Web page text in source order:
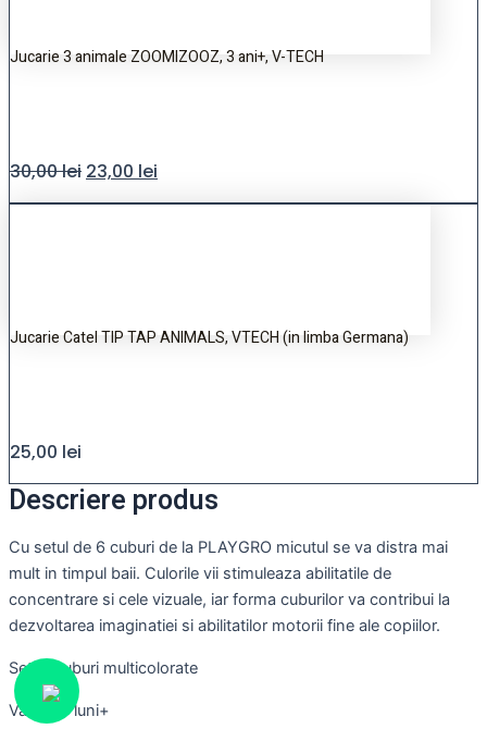
Jucarie 3 animale ZOOMIZOOZ, 3 ani+, V-TECH
30,00lei 23,00 lei
Jucarie Catel TIP TAP ANIMALS, VTECH (in limba Germana)
25,00 lei
Descriere produs
Cu setul de 6 cuburi de la PLAYGRO micutul se va distra mai
mult in timpul baii. Culorile vii stimuleaza abilitatile de
concentrare si cele vizuale, iar forma cuburilor va contribui la
dezvoltarea imaginatiei si abilitatilor motorii fine ale copiilor.
Set-6 cuburi multicolorate
Varsta:6 luni+